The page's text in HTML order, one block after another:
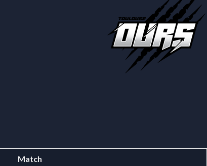
Match